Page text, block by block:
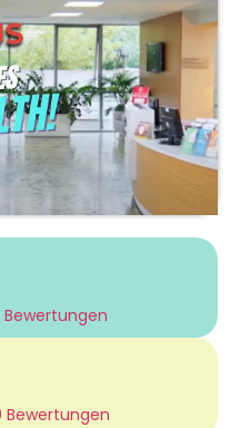
Bewertungen
Bewertungen